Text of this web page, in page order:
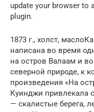
update your browser to
plugin.
1873 г., холст,
написана во время
на остров Валаам и
северной природе, к
произведения «На
Куинджи привлекала
— скалистые берега,